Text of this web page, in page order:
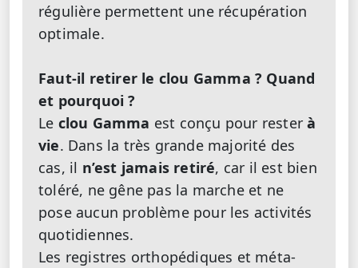
régulière permettent une récupération
optimale.
Faut-il retirer le clou Gamma ? Quand
et pourquoi ?
Le clou Gamma est conçu pour resterà
vie. Dans la très grande majorité des
cas, il n’est jamais retiré, car il est bien
toléré, ne gêne pas la marche et ne
pose aucun problème pour les activités
quotidiennes.
Les registres orthopédiques et méta-